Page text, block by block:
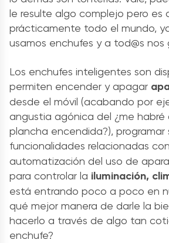
le resulte algo complejo pero es
prácticamente todo el mundo,
usamos enchufes y a tod@s nos
Los enchufes inteligentes son
permiten encender y apagar
desde el móvil (acabando por
angustia agónica del ¿me habré
plancha encendida?), programar
funcionalidades relacionadas
automatización del uso de
para controlar la iluminación,
está entrando poco a poco en
qué mejor manera de darle la
hacerlo a través de algo tan
enchufe?